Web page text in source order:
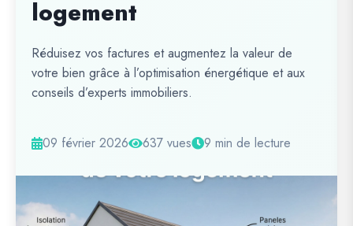
logement
Réduisez vos factures et augmentez la valeur de
votre bien grâce à l’optimisation énergétique et aux
conseils d’experts immobiliers.
09 février 2026 637 vues 9 min de lecture